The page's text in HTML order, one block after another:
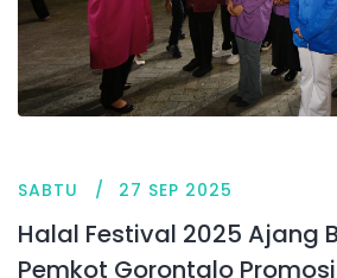
SABTU 27 SEP 2025
Halal Festival 2025 Ajang
Pemkot Gorontalo